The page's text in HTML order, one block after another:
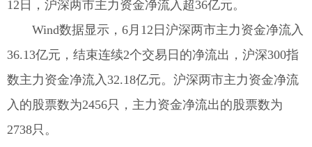
12日，沪深两市主力资金净流入超36亿元。
Wind数据显示，6月12日沪深两市主力资金净流入
36.13亿元，结束连续2个交易日的净流出，沪深300指
数主力资金净流入32.18亿元。沪深两市主力资金净流
入的股票数为2456只，主力资金净流出的股票数为
2738只。